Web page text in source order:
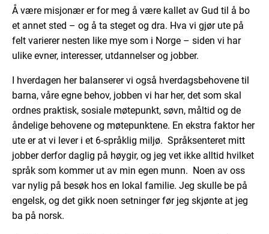
Å være misjonær er for meg å være kallet av Gud til å bo
et annet sted – og å ta steget og dra. Hva vi gjør ute på
felt varierer nesten like mye som i Norge – siden vi har
ulike evner, interesser, utdannelser og jobber.
I hverdagen her balanserer vi også hverdagsbehovene til
barna, våre egne behov, jobben vi har her, det som skal
ordnes praktisk, sosiale møtepunkt, søvn, måltid og de
åndelige behovene og møtepunktene. En ekstra faktor her
ute er at vi lever i et 6-språklig miljø. Språksenteret mitt
jobber derfor daglig på høygir, og jeg vet ikke alltid hvilket
språk som kommer ut av min egen munn. Noen av oss
var nylig på besøk hos en lokal familie. Jeg skulle be på
engelsk, og det gikk noen setninger før jeg skjønte at jeg
ba på norsk.